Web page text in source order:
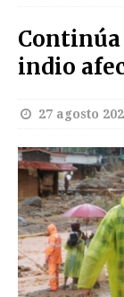
indio
27 agosto